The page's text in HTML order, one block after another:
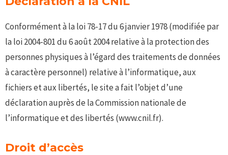
Conformément à la loi 78-17 du 6 janvier 1978 (modifiée par
la loi 2004-801 du 6 août 2004 relative à la protection des
personnes physiques à l’égard des traitements de données
à caractère personnel) relative à l’informatique, aux
fichiers et aux libertés, le site a fait l’objet d’une
déclaration auprès de la Commission nationale de
l’informatique et des libertés (www.cnil.fr).
Droit d’accès